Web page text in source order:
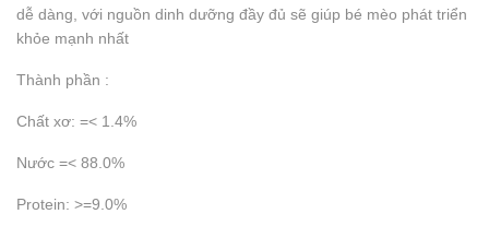
dễ dàng, với nguồn dinh dưỡng đầy đủ sẽ giúp bé mèo phát triển
khỏe mạnh nhất
Thành phần :
Chất xơ: =< 1.4%
Nước =< 88.0%
Protein: >=9.0%